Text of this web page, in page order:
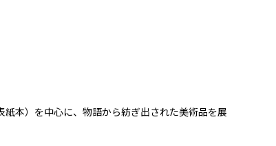
本）を中心に、物語から紡ぎ出された美術品を展